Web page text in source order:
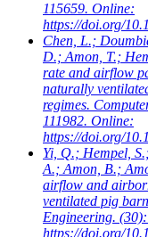
115659. Online:
https://doi.org/
Chen, L.;
D.; Amon, T.;
rate and airflow
naturally
regimes.
111982. Online:
https://doi.org/
Yi, Q.; Hempel,
A.; Amon, B.;
airflow and
ventilated pig
Engineering.
https://doi.org/